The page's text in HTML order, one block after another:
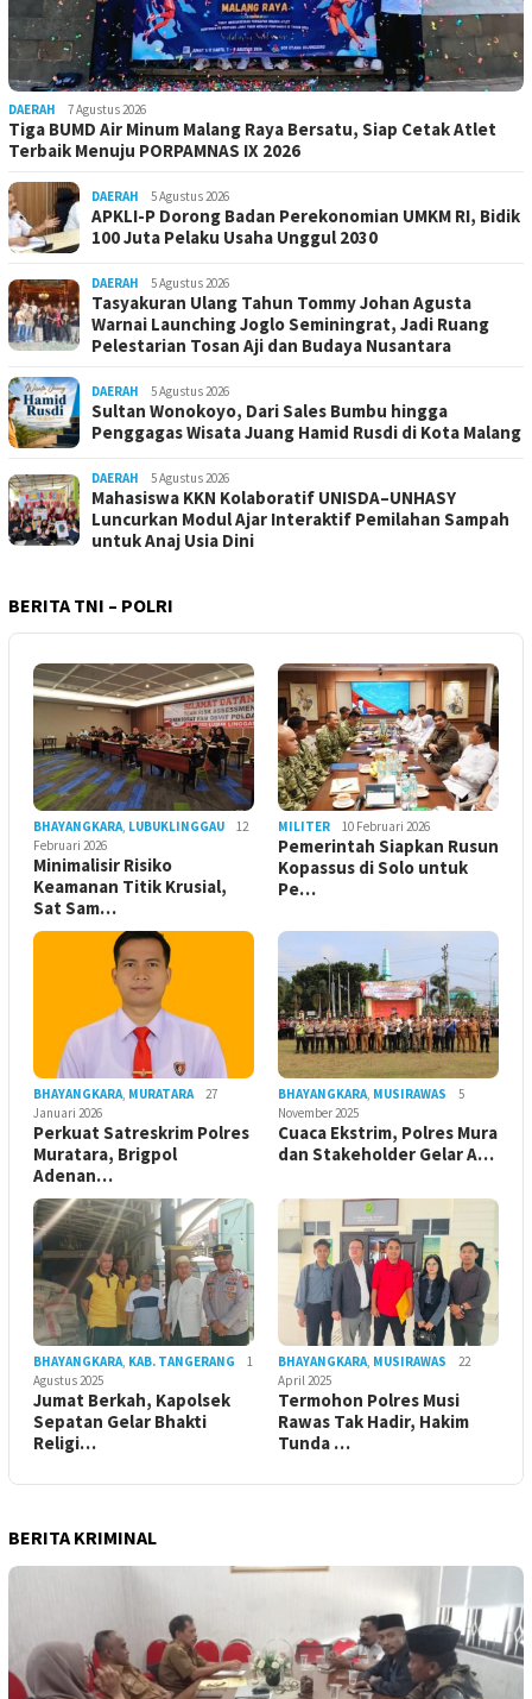
DAERAH 7 Agustus 2026
Tiga BUMD Air Minum Malang Raya Bersatu, Siap Cetak Atlet
Terbaik Menuju PORPAMNAS IX 2026
DAERAH 5 Agustus 2026
APKLI-P Dorong Badan Perekonomian UMKM RI, Bidik
100 Juta Pelaku Usaha Unggul 2030
DAERAH 5 Agustus 2026
Tasyakuran Ulang Tahun Tommy Johan Agusta
Warnai Launching Joglo Seminingrat, Jadi Ruang
Pelestarian Tosan Aji dan Budaya Nusantara
DAERAH 5 Agustus 2026
Sultan Wonokoyo, Dari Sales Bumbu hingga
Penggagas Wisata Juang Hamid Rusdi di Kota Malang
DAERAH 5 Agustus 2026
Mahasiswa KKN Kolaboratif UNISDA–UNHASY
Luncurkan Modul Ajar Interaktif Pemilahan Sampah
untuk Anaj Usia Dini
BERITA TNI – POLRI
BHAYANGKARA, LUBUKLINGGAU
12
Februari 2026
Minimalisir Risiko
Keamanan Titik Krusial,
Sat Sam…
MILITER 10 Februari 2026
Pemerintah Siapkan Rusun
Kopassus di Solo untuk
Pe…
BHAYANGKARA, MURATARA
27
Januari 2026
Perkuat Satreskrim Polres
Muratara, Brigpol
Adenan…
BHAYANGKARA, MUSIRAWAS
5
November 2025
Cuaca Ekstrim, Polres Mura
dan Stakeholder Gelar A…
BHAYANGKARA, KAB. TANGERANG
1
Agustus 2025
Jumat Berkah, Kapolsek
Sepatan Gelar Bhakti
Religi…
BHAYANGKARA, MUSIRAWAS
22
April 2025
Termohon Polres Musi
Rawas Tak Hadir, Hakim
Tunda …
BERITA KRIMINAL